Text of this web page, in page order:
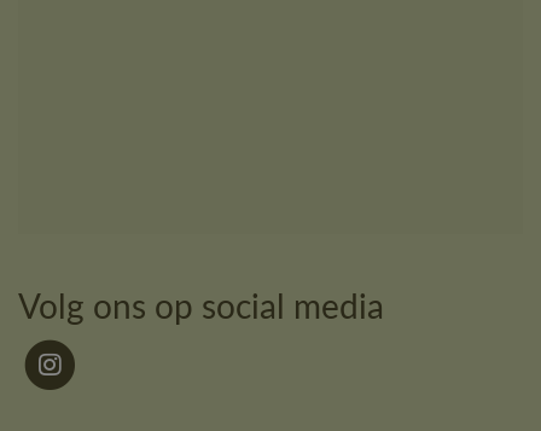
Volg ons op social media